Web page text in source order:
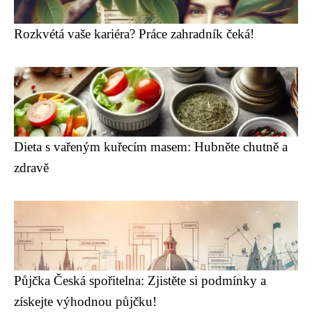
Rozkvétá vaše kariéra? Práce zahradník čeká!
Dieta s vařeným kuřecím masem: Hubněte chutně a
zdravě
Půjčka Česká spořitelna: Zjistěte si podmínky a
získejte výhodnou půjčku!